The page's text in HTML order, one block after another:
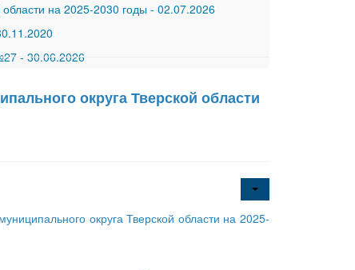
на 2025-2030 годы - 02.07.2026
- 30.06.2026
округа Тверской области
округа Тверской области на 2025-